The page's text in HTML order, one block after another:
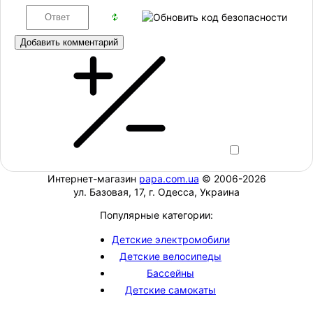
Добавить комментарий
Интернет-магазин papa.com.ua © 2006-2026
ул. Базовая, 17, г. Одесса, Украина
Популярные категории:
Детские электромобили
Детские велосипеды
Бассейны
Детские самокаты